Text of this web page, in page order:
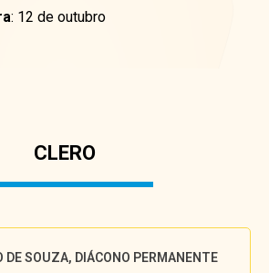
: 12 de outubro
CLERO
DE SOUZA, DIÁCONO PERMANENTE